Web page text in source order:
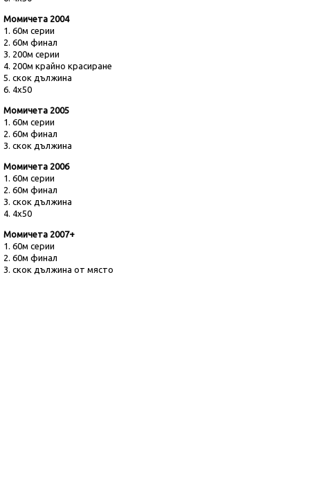
Момичета 2004
1. 60м серии
2. 60м финал
3. 200м серии
4. 200м крайно красиране
5. скок дължина
6. 4х50
Момичета 2005
1. 60м серии
2. 60м финал
3. скок дължина
Момичета 2006
1. 60м серии
2. 60м финал
3. скок дължина
4. 4х50
Момичета 2007+
1. 60м серии
2. 60м финал
3. скок дължина от място